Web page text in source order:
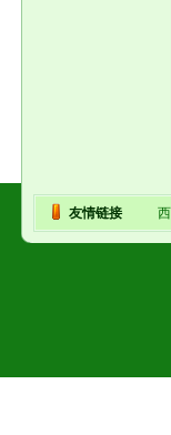
友情链接